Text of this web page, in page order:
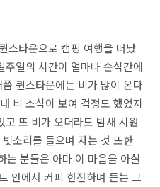
스타운으로 캠핑 여행을 떠났
일의 시간이 얼마나 순식간에
퀸스타운에는 비가 많이 온다
비 소식이 보여 걱정도 했었지
또 비가 오더라도 밤새 시원
소리를 들으며 자는 것 또한
는 분들은 아마 이 마음을 아실
안에서 커피 한잔하며 듣는 그